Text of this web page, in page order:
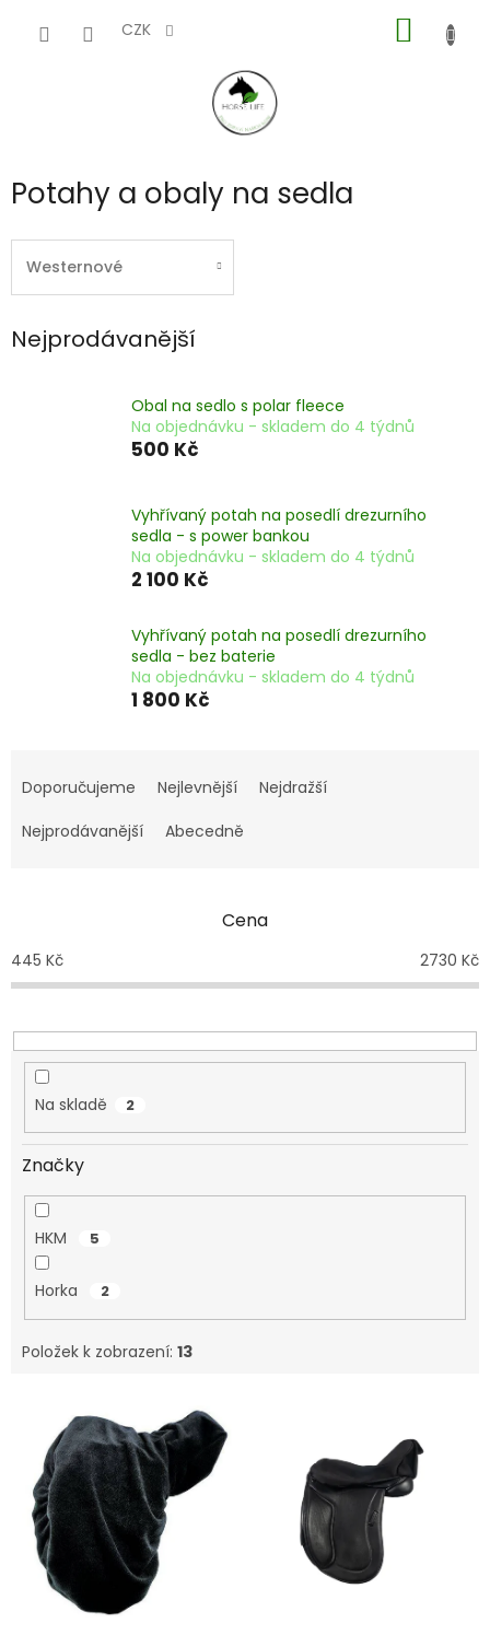
CZK
KOŠÍK
Potahy a obaly na sedla
Westernové
Nejprodávanější
Obal na sedlo s polar fleece
Na objednávku - skladem do 4 týdnů
500 Kč
Vyhřívaný potah na posedlí drezurního
sedla - s power bankou
Na objednávku - skladem do 4 týdnů
2 100 Kč
Vyhřívaný potah na posedlí drezurního
sedla - bez baterie
Na objednávku - skladem do 4 týdnů
1 800 Kč
a
e
o
d
k
t
Doporučujeme Nejlevnější
Nejdražší
Nejprodávanější
Abecedně
Cena
445 Kč 2730 Kč
Na skladě 2
Značky
HKM 5
Horka 2
Položek k zobrazení: 13